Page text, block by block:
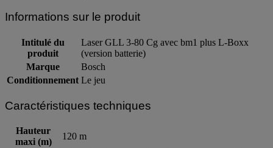
Informations sur le produit
Intitulé du
produit
Laser GLL 3-80 Cg avec bm1 plus L-Boxx
(version batterie)
Marque
Bosch
Conditionnement Le jeu
Caractéristiques techniques
Hauteur
maxi (m)
120 m